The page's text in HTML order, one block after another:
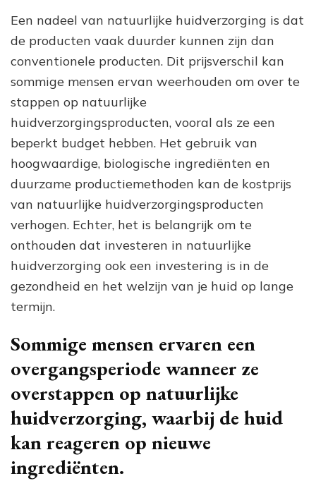
Een nadeel van natuurlijke huidverzorging is dat
de producten vaak duurder kunnen zijn dan
conventionele producten. Dit prijsverschil kan
sommige mensen ervan weerhouden om over te
stappen op natuurlijke
huidverzorgingsproducten, vooral als ze een
beperkt budget hebben. Het gebruik van
hoogwaardige, biologische ingrediënten en
duurzame productiemethoden kan de kostprijs
van natuurlijke huidverzorgingsproducten
verhogen. Echter, het is belangrijk om te
onthouden dat investeren in natuurlijke
huidverzorging ook een investering is in de
gezondheid en het welzijn van je huid op lange
termijn.
Sommige mensen ervaren een
overgangsperiode wanneer ze
overstappen op natuurlijke
huidverzorging, waarbij de huid
kan reageren op nieuwe
ingrediënten.